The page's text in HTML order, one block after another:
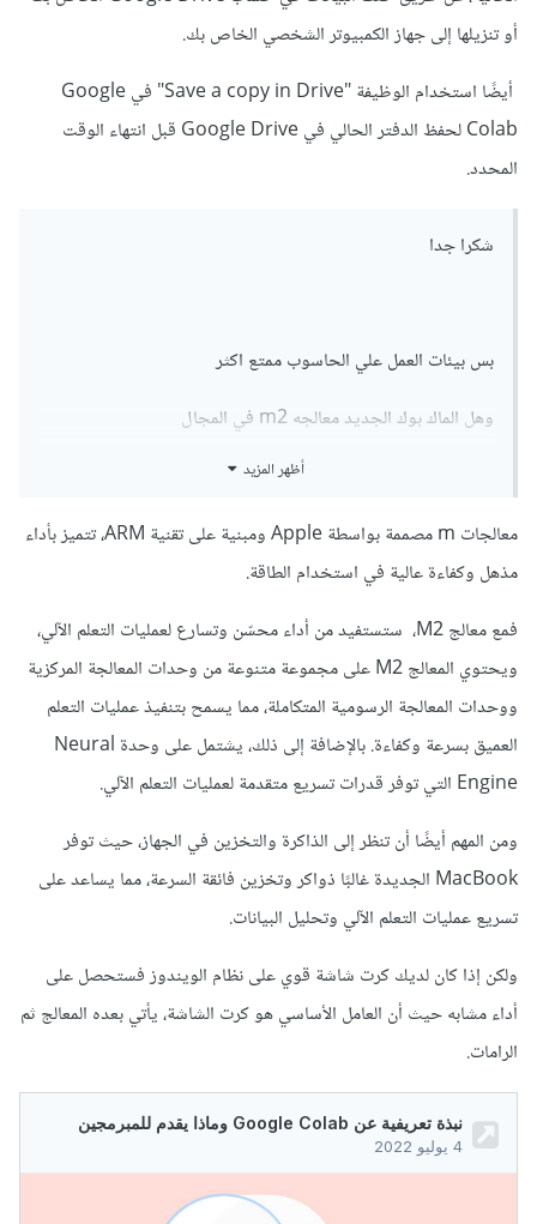
أو تنزيلها إلى جهاز الكمبيوتر الشخصي الخاص بك.
أيضًا استخدام الوظيفة "Save a copy in Drive" في Google
Colab لحفظ الدفتر الحالي في Google Drive قبل انتهاء الوقت
المحدد.
شكرا جدا
بس بيئات العمل علي الحاسوب ممتع اكثر
وهل الماك بوك الجديد معالجه m2 في المجال
أظهر المزيد
معالجات m مصممة بواسطة Apple ومبنية على تقنية ARM، تتميز بأداء
مذهل وكفاءة عالية في استخدام الطاقة.
فمع معالج M2، ستستفيد من أداء محسّن وتسارع لعمليات التعلم الآلي،
ويحتوي المعالج M2 على مجموعة متنوعة من وحدات المعالجة المركزية
ووحدات المعالجة الرسومية المتكاملة، مما يسمح بتنفيذ عمليات التعلم
العميق بسرعة وكفاءة. بالإضافة إلى ذلك، يشتمل على وحدة Neural
Engine التي توفر قدرات تسريع متقدمة لعمليات التعلم الآلي.
ومن المهم أيضًا أن تنظر إلى الذاكرة والتخزين في الجهاز، حيث توفر
MacBook الجديدة غالبًا ذواكر وتخزين فائقة السرعة، مما يساعد على
تسريع عمليات التعلم الآلي وتحليل البيانات.
ولكن إذا كان لديك كرت شاشة قوي على نظام الويندوز فستحصل على
أداء مشابه حيث أن العامل الأساسي هو كرت الشاشة، يأتي بعده المعالج ثم
الرامات.